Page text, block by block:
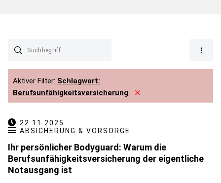
Aktiver Filter: Schlagwort:
Berufsunfähigkeitsversicherung
22.11.2025
ABSICHERUNG & VORSORGE
Ihr persönlicher Bodyguard: Warum die
Berufsunfähigkeitsversicherung der eigentliche
Notausgang ist